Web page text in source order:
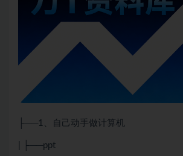
├──1、自己动手做计算机
| ├──ppt